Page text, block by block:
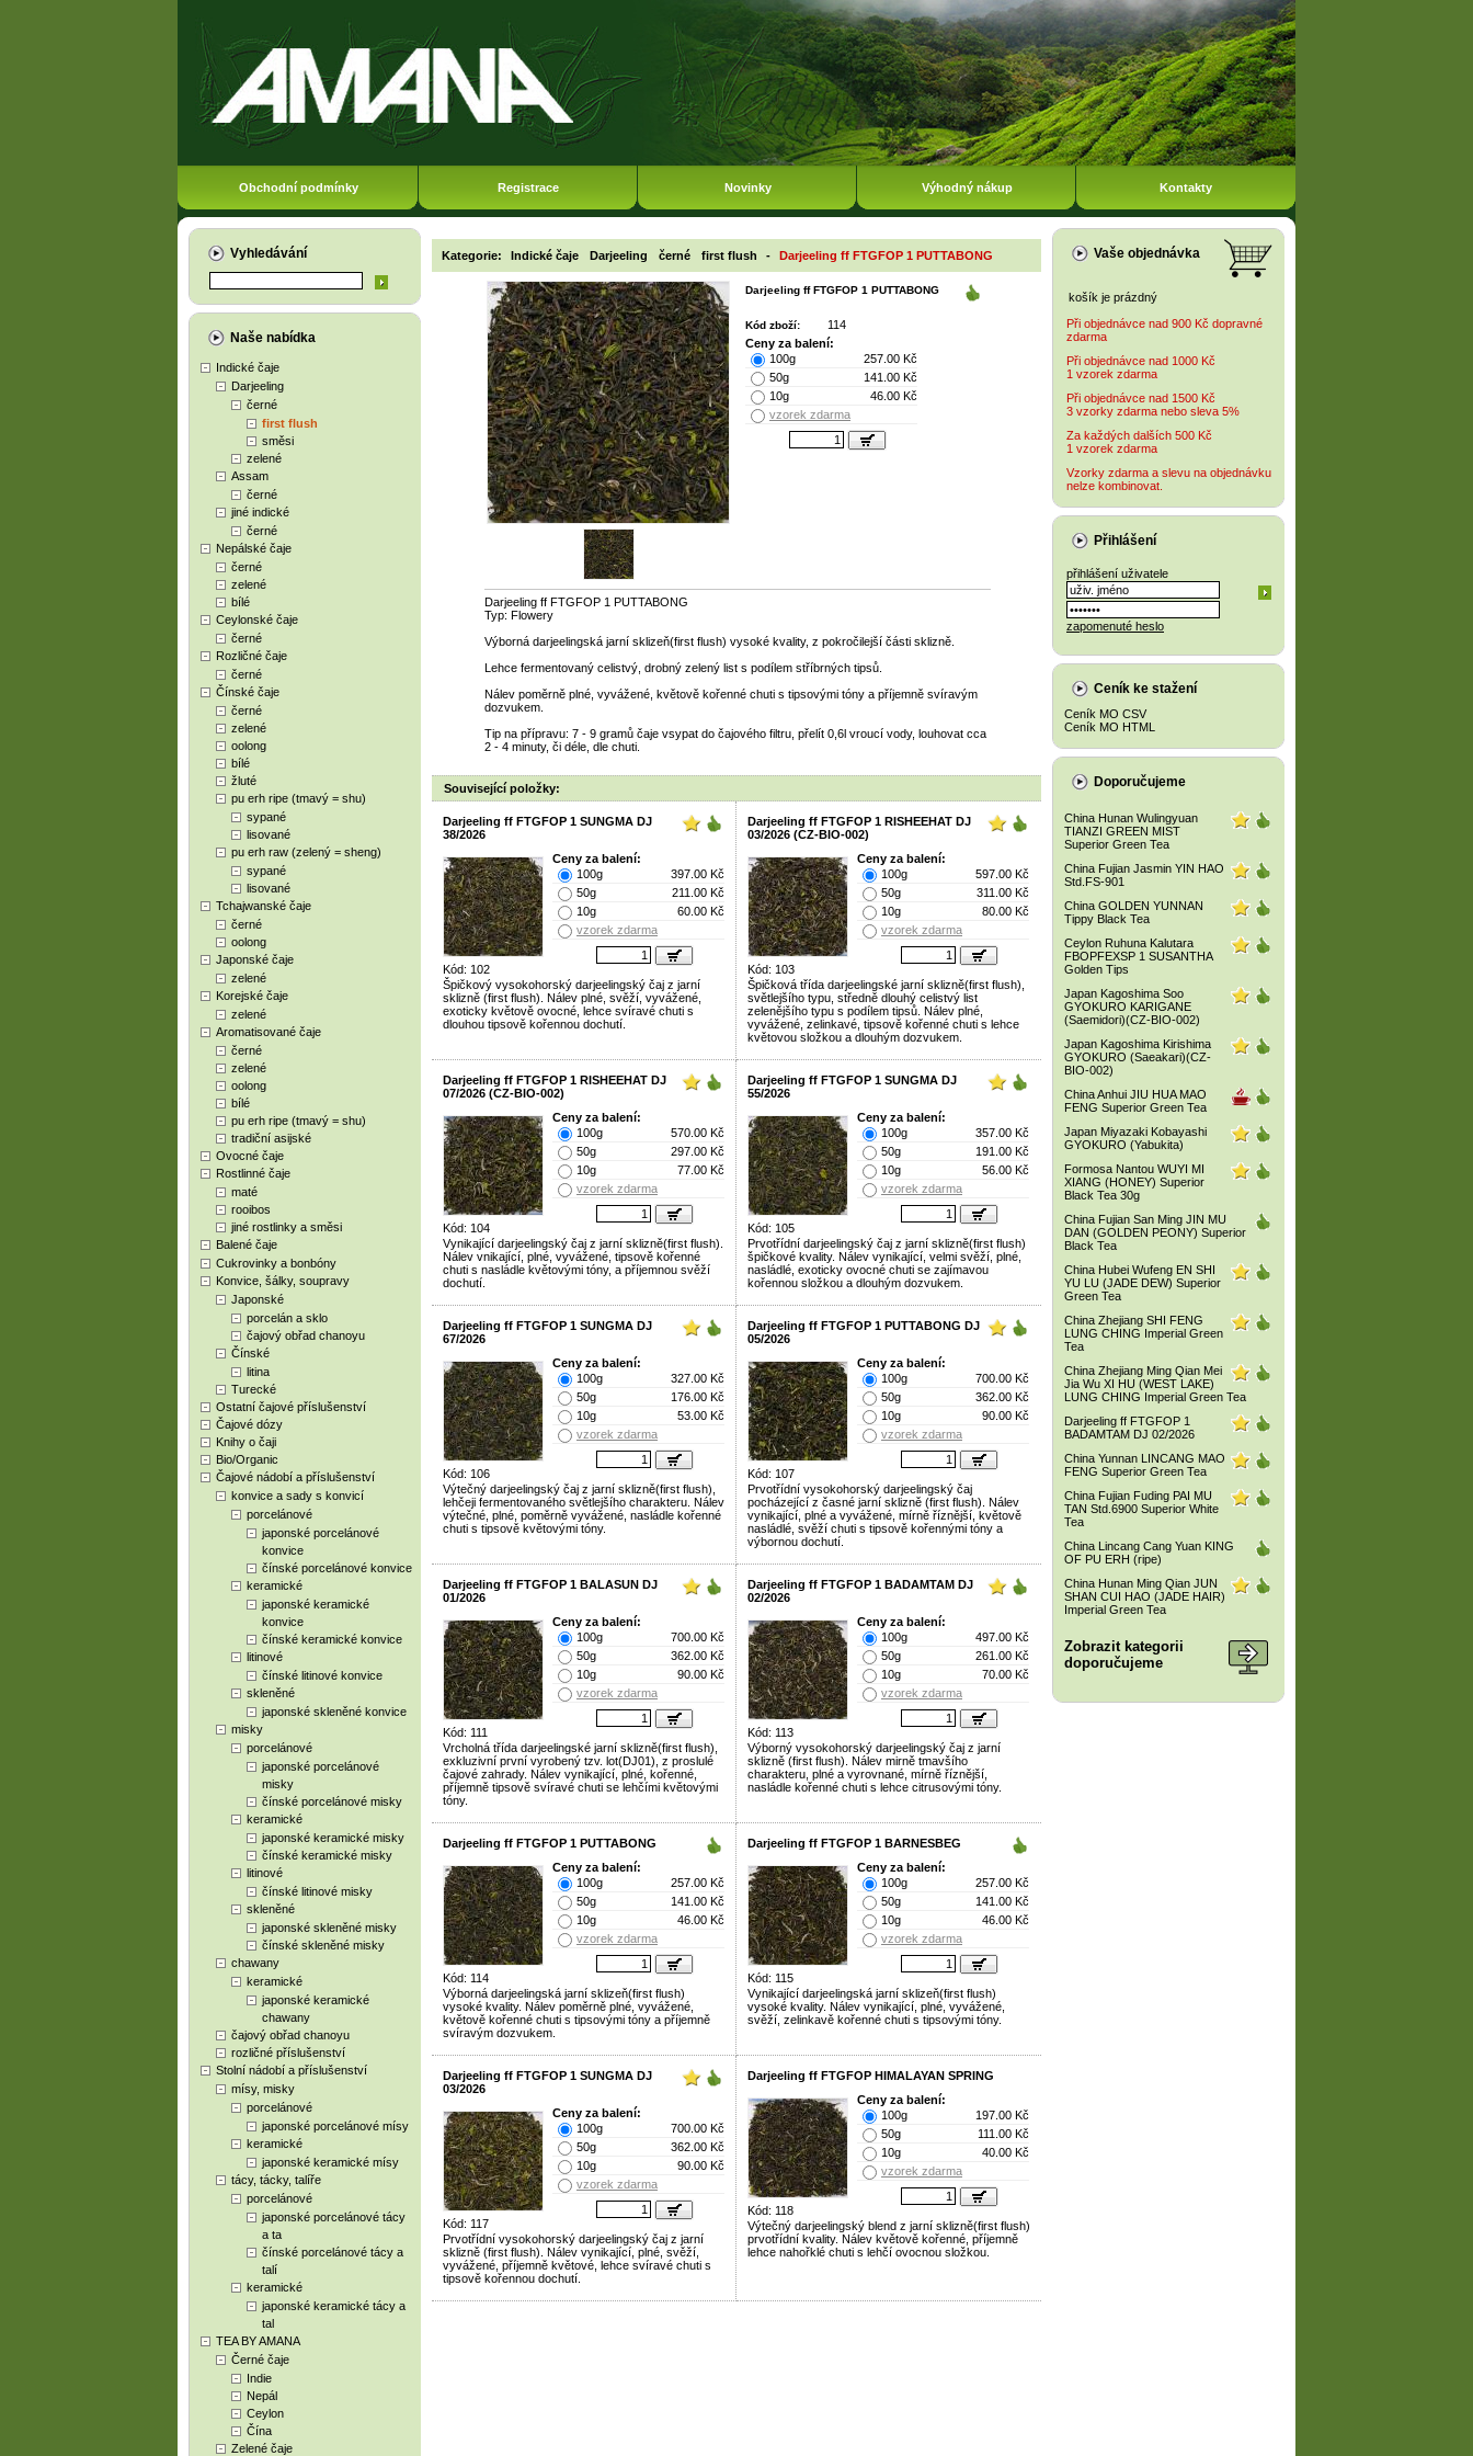
Obchodní podmínky Registrace Novinky Výhodný nákup Kontakty
Vyhledávání
Naše nabídka
Indické čaje
Darjeeling
černé
first flush
směsi
zelené
Assam
černé
jiné indické
černé
Nepálské čaje
černé
zelené
bílé
Ceylonské čaje
černé
Rozličné čaje
černé
Čínské čaje
černé
zelené
oolong
bílé
žluté
pu erh ripe (tmavý = shu)
sypané
lisované
pu erh raw (zelený = sheng)
sypané
lisované
Tchajwanské čaje
černé
oolong
Japonské čaje
zelené
Korejské čaje
zelené
Aromatisované čaje
černé
zelené
oolong
bílé
pu erh ripe (tmavý = shu)
tradiční asijské
Ovocné čaje
Rostlinné čaje
maté
rooibos
jiné rostlinky a směsi
Balené čaje
Cukrovinky a bonbóny
Konvice, šálky, soupravy
Japonské
porcelán a sklo
čajový obřad chanoyu
Čínské
litina
Turecké
Ostatní čajové příslušenství
Čajové dózy
Knihy o čaji
Bio/Organic
Čajové nádobí a příslušenství
konvice a sady s konvicí
porcelánové
japonské porcelánové
konvice
čínské porcelánové konvice
keramické
japonské keramické
konvice
čínské keramické konvice
litinové
čínské litinové konvice
skleněné
japonské skleněné konvice
misky
porcelánové
japonské porcelánové
misky
čínské porcelánové misky
keramické
japonské keramické misky
čínské keramické misky
litinové
čínské litinové misky
skleněné
japonské skleněné misky
čínské skleněné misky
chawany
keramické
japonské keramické
chawany
čajový obřad chanoyu
rozličné příslušenství
Stolní nádobí a příslušenství
mísy, misky
porcelánové
japonské porcelánové mísy
keramické
japonské keramické mísy
tácy, tácky, talíře
porcelánové
japonské porcelánové tácy
a ta
čínské porcelánové tácy a
talí
keramické
japonské keramické tácy a
tal
TEA BY AMANA
Černé čaje
Indie
Nepál
Ceylon
Čína
Zelené čaje
Kategorie: Indické čaje Darjeeling černé first flush - Darjeeling ff FTGFOP 1 PUTTABONG
Darjeeling ff FTGFOP 1 PUTTABONG
Kód zboží:
114
Ceny za balení:
100g
257.00 Kč
50g
141.00 Kč
10g
46.00 Kč
vzorek zdarma
Darjeeling ff FTGFOP 1 PUTTABONG
Typ: Flowery
Výborná darjeelingská jarní sklizeň(first flush) vysoké kvality, z pokročilejší části sklizně.
Lehce fermentovaný celistvý, drobný zelený list s podílem stříbrných tipsů.
Nálev poměrně plné, vyvážené, květově kořenné chuti s tipsovými tóny a příjemně svíravým
dozvukem.
Tip na přípravu: 7 - 9 gramů čaje vsypat do čajového filtru, přelít 0,6l vroucí vody, louhovat cca
2 - 4 minuty, či déle, dle chuti.
Související položky:
Darjeeling ff FTGFOP 1 SUNGMA DJ
38/2026
Kód: 102
Ceny za balení:
100g
397.00 Kč
50g
211.00 Kč
10g
60.00 Kč
vzorek zdarma
Špičkový vysokohorský darjeelingský čaj z jarní
sklizně (first flush). Nálev plné, svěží, vyvážené,
exoticky květově ovocné, lehce svíravé chuti s
dlouhou tipsově kořennou dochutí.
Darjeeling ff FTGFOP 1 RISHEEHAT DJ
03/2026 (CZ-BIO-002)
Kód: 103
Ceny za balení:
100g
597.00 Kč
50g
311.00 Kč
10g
80.00 Kč
vzorek zdarma
Špičková třída darjeelingské jarní sklizně(first flush),
světlejšího typu, středně dlouhý celistvý list
zelenějšího typu s podílem tipsů. Nálev plné,
vyvážené, zelinkavé, tipsově kořenné chuti s lehce
květovou složkou a dlouhým dozvukem.
Darjeeling ff FTGFOP 1 RISHEEHAT DJ
07/2026 (CZ-BIO-002)
Kód: 104
Ceny za balení:
100g
570.00 Kč
50g
297.00 Kč
10g
77.00 Kč
vzorek zdarma
Vynikající darjeelingský čaj z jarní sklizně(first flush).
Nálev vnikající, plné, vyvážené, tipsově kořenné
chuti s nasládle květovými tóny, a příjemnou svěží
dochutí.
Darjeeling ff FTGFOP 1 SUNGMA DJ
55/2026
Kód: 105
Ceny za balení:
100g
357.00 Kč
50g
191.00 Kč
10g
56.00 Kč
vzorek zdarma
Prvotřídní darjeelingský čaj z jarní sklizně(first flush)
špičkové kvality. Nálev vynikající, velmi svěží, plné,
nasládlé, exoticky ovocné chuti se zajímavou
kořennou složkou a dlouhým dozvukem.
Darjeeling ff FTGFOP 1 SUNGMA DJ
67/2026
Kód: 106
Ceny za balení:
100g
327.00 Kč
50g
176.00 Kč
10g
53.00 Kč
vzorek zdarma
Výtečný darjeelingský čaj z jarní sklizně(first flush),
lehčeji fermentovaného světlejšího charakteru. Nálev
výtečné, plné, poměrně vyvážené, nasládle kořenné
chuti s tipsově květovými tóny.
Darjeeling ff FTGFOP 1 PUTTABONG DJ
05/2026
Kód: 107
Ceny za balení:
100g
700.00 Kč
50g
362.00 Kč
10g
90.00 Kč
vzorek zdarma
Prvotřídní vysokohorský darjeelingský čaj
pocházející z časné jarní sklizně (first flush). Nálev
vynikající, plné a vyvážené, mírně říznější, květově
nasládlé, svěží chuti s tipsově kořennými tóny a
výbornou dochutí.
Darjeeling ff FTGFOP 1 BALASUN DJ
01/2026
Kód: 111
Ceny za balení:
100g
700.00 Kč
50g
362.00 Kč
10g
90.00 Kč
vzorek zdarma
Vrcholná třída darjeelingské jarní sklizně(first flush),
exkluzivní první vyrobený tzv. lot(DJ01), z proslulé
čajové zahrady. Nálev vynikající, plné, kořenné,
příjemně tipsově svíravé chuti se lehčími květovými
tóny.
Darjeeling ff FTGFOP 1 BADAMTAM DJ
02/2026
Kód: 113
Ceny za balení:
100g
497.00 Kč
50g
261.00 Kč
10g
70.00 Kč
vzorek zdarma
Výborný vysokohorský darjeelingský čaj z jarní
sklizně (first flush). Nálev mirně tmavšího
charakteru, plné a vyrovnané, mírně říznější,
nasládle kořenné chuti s lehce citrusovými tóny.
Darjeeling ff FTGFOP 1 PUTTABONG
Kód: 114
Ceny za balení:
100g
257.00 Kč
50g
141.00 Kč
10g
46.00 Kč
vzorek zdarma
Výborná darjeelingská jarní sklizeň(first flush)
vysoké kvality. Nálev poměrně plné, vyvážené,
květově kořenné chuti s tipsovými tóny a příjemně
svíravým dozvukem.
Darjeeling ff FTGFOP 1 BARNESBEG
Kód: 115
Ceny za balení:
100g
257.00 Kč
50g
141.00 Kč
10g
46.00 Kč
vzorek zdarma
Vynikající darjeelingská jarní sklizeň(first flush)
vysoké kvality. Nálev vynikající, plné, vyvážené,
svěží, zelinkavě kořenné chuti s tipsovými tóny.
Darjeeling ff FTGFOP 1 SUNGMA DJ
03/2026
Kód: 117
Ceny za balení:
100g
700.00 Kč
50g
362.00 Kč
10g
90.00 Kč
vzorek zdarma
Prvotřídní vysokohorský darjeelingský čaj z jarní
sklizně (first flush). Nálev vynikající, plné, svěží,
vyvážené, příjemně květové, lehce svíravé chuti s
tipsově kořennou dochutí.
Darjeeling ff FTGFOP HIMALAYAN SPRING
Kód: 118
Ceny za balení:
100g
197.00 Kč
50g
111.00 Kč
10g
40.00 Kč
vzorek zdarma
Výtečný darjeelingský blend z jarní sklizně(first flush)
prvotřídní kvality. Nálev květově kořenné, příjemně
lehce nahořklé chuti s lehčí ovocnou složkou.
Vaše objednávka
košík je prázdný
Při objednávce nad 900 Kč dopravné
zdarma
Při objednávce nad 1000 Kč
1 vzorek zdarma
Při objednávce nad 1500 Kč
3 vzorky zdarma nebo sleva 5%
Za každých dalších 500 Kč
1 vzorek zdarma
Vzorky zdarma a slevu na objednávku
nelze kombinovat.
Přihlášení
přihlášení uživatele
zapomenuté heslo
Ceník ke stažení
Ceník MO CSV
Ceník MO HTML
Doporučujeme
China Hunan Wulingyuan
TIANZI GREEN MIST
Superior Green Tea
China Fujian Jasmin YIN HAO
Std.FS-901
China GOLDEN YUNNAN
Tippy Black Tea
Ceylon Ruhuna Kalutara
FBOPFEXSP 1 SUSANTHA
Golden Tips
Japan Kagoshima Soo
GYOKURO KARIGANE
(Saemidori)(CZ-BIO-002)
Japan Kagoshima Kirishima
GYOKURO (Saeakari)(CZ-
BIO-002)
China Anhui JIU HUA MAO
FENG Superior Green Tea
Japan Miyazaki Kobayashi
GYOKURO (Yabukita)
Formosa Nantou WUYI MI
XIANG (HONEY) Superior
Black Tea 30g
China Fujian San Ming JIN MU
DAN (GOLDEN PEONY) Superior
Black Tea
China Hubei Wufeng EN SHI
YU LU (JADE DEW) Superior
Green Tea
China Zhejiang SHI FENG
LUNG CHING Imperial Green
Tea
China Zhejiang Ming Qian Mei
Jia Wu XI HU (WEST LAKE)
LUNG CHING Imperial Green Tea
Darjeeling ff FTGFOP 1
BADAMTAM DJ 02/2026
China Yunnan LINCANG MAO
FENG Superior Green Tea
China Fujian Fuding PAI MU
TAN Std.6900 Superior White
Tea
China Lincang Cang Yuan KING
OF PU ERH (ripe)
China Hunan Ming Qian JUN
SHAN CUI HAO (JADE HAIR)
Imperial Green Tea
Zobrazit kategorii
doporučujeme